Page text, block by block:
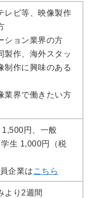
レビ等、映像製作
ション業界の方
製作、海外スタッ
制作に興味のある
業界で働きたい方
円、一般
生 1,000円（税
企業は こちら
より2週間